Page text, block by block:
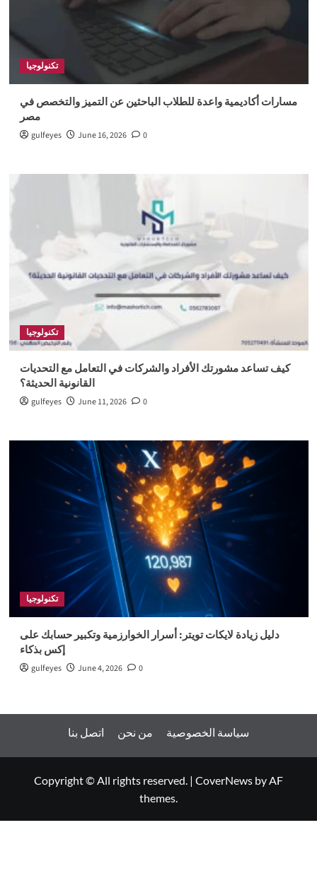
تكنولوجيا
مسارات أكاديمية واعدة للطلاب الباحثين عن التميز والتخصص في
مصر
gulfeyes June 16, 2026 0
تكنولوجيا
كيف تساعد مشورتك الأفراد والشركات في التعامل مع التحديات
القانونية الحديثة؟
gulfeyes June 11, 2026 0
تكنولوجيا
دليل زيادة لايكات تويتر: أسرار الخوارزمية وتكبير حسابك على
إكس بذكاء
gulfeyes June 4, 2026 0
اتصل بنا من نحن سياسة الخصوصية
Copyright © All rights reserved. | CoverNews by AF
themes.